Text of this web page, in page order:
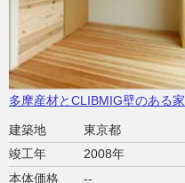
多摩産材とCLIBMIG壁のある家
建築地
東京都
竣工年
2008年
本体価格
--